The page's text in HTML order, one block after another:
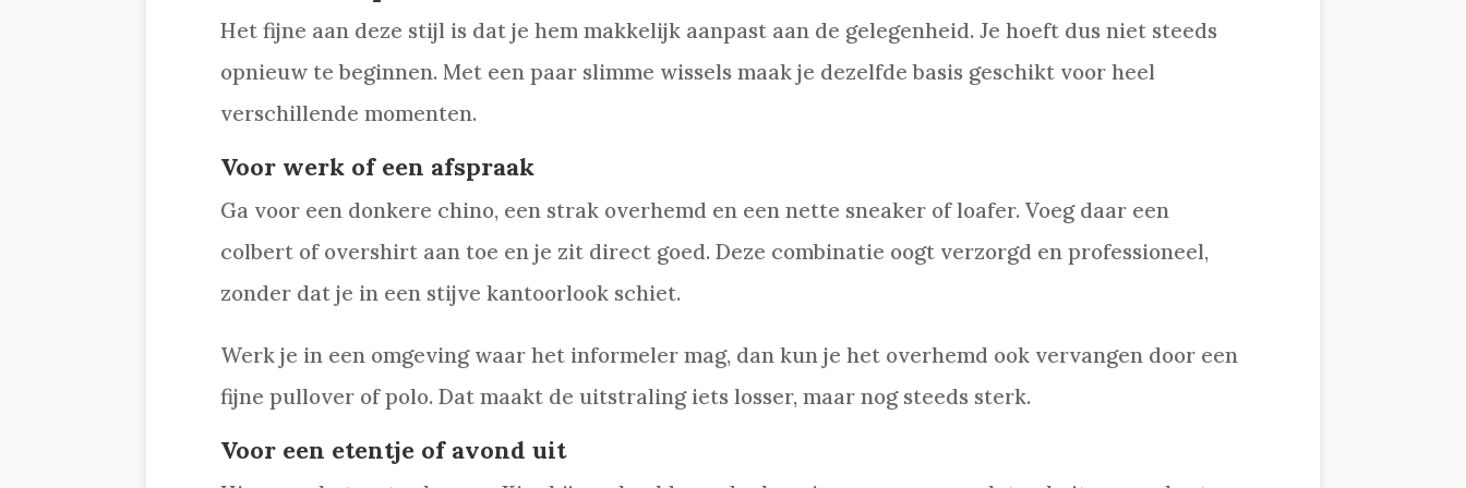
Het fijne aan deze stijl is dat je hem makkelijk aanpast aan de gelegenheid. Je hoeft dus niet steeds
opnieuw te beginnen. Met een paar slimme wissels maak je dezelfde basis geschikt voor heel
verschillende momenten.
Voor werk of een afspraak
Ga voor een donkere chino, een strak overhemd en een nette sneaker of loafer. Voeg daar een
colbert of overshirt aan toe en je zit direct goed. Deze combinatie oogt verzorgd en professioneel,
zonder dat je in een stijve kantoorlook schiet.
Werk je in een omgeving waar het informeler mag, dan kun je het overhemd ook vervangen door een
fijne pullover of polo. Dat maakt de uitstraling iets losser, maar nog steeds sterk.
Voor een etentje of avond uit